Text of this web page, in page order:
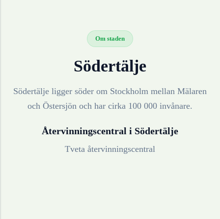
Om staden
Södertälje
Södertälje ligger söder om Stockholm mellan Mälaren
och Östersjön och har cirka 100 000 invånare.
Återvinningscentral i Södertälje
Tveta återvinningscentral